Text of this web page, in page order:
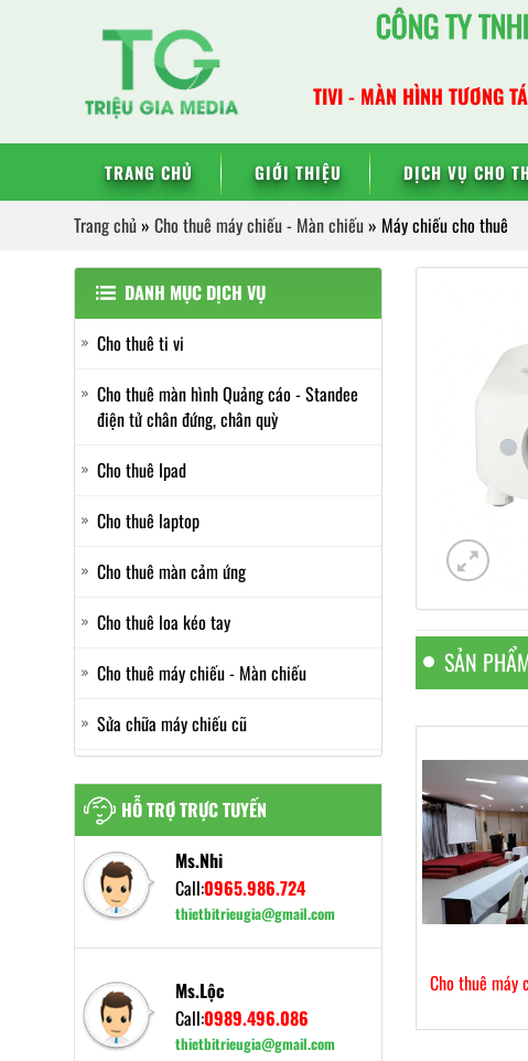
CÔNG TY
TIVI - MÀN HÌNH TƯƠNG
TRANG CHỦ GIỚI THIỆU DỊCH VỤ CHO
Trang chủ » Cho thuê máy chiếu - Màn chiếu » Máy chiếu cho thuê
DANH MỤC DỊCH VỤ
Cho thuê ti vi
Cho thuê màn hình Quảng cáo - Standee
điện tử chân đứng, chân quỳ
Cho thuê Ipad
Cho thuê laptop
Cho thuê màn cảm ứng
Cho thuê loa kéo tay
Cho thuê máy chiếu - Màn chiếu
Sửa chữa máy chiếu cũ
HỖ TRỢ TRỰC TUYẾN
Ms.Nhi
Call:0965.986.724
thietbitrieugia@gmail.com
Ms.Lộc
Call:0989.496.086
thietbitrieugia@gmail.com
SẢN
Cho thuê máy
Cho thuê máy chiếu giá rẻ